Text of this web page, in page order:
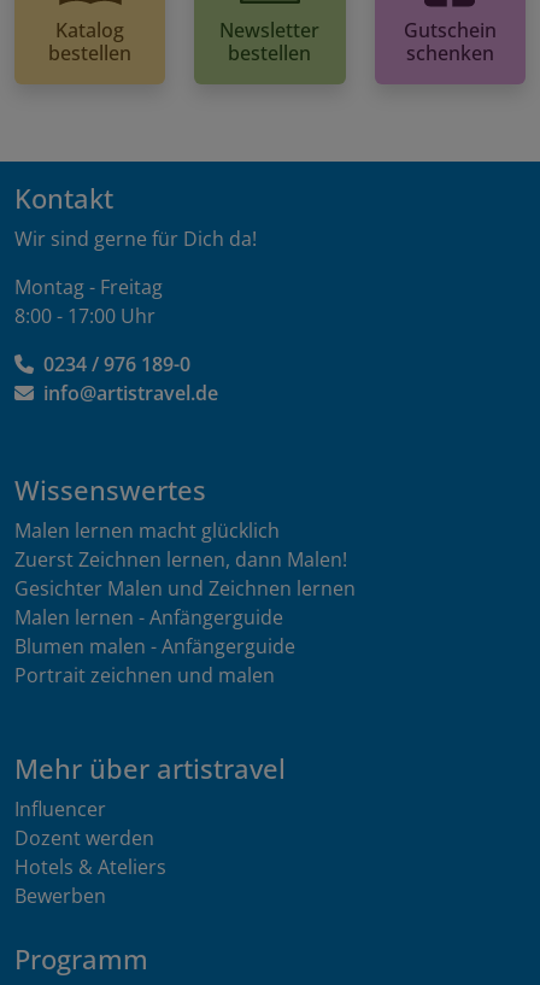
Katalog
bestellen
Newsletter
bestellen
Gutschein
schenken
Kontakt
Wir sind gerne für Dich da!
Montag - Freitag
8:00 - 17:00 Uhr
0234 / 976 189-0
info@artistravel.de
Wissenswertes
Malen lernen macht glücklich
Zuerst Zeichnen lernen, dann Malen!
Gesichter Malen und Zeichnen lernen
Malen lernen - Anfängerguide
Blumen malen - Anfängerguide
Portrait zeichnen und malen
Mehr über artistravel
Influencer
Dozent werden
Hotels & Ateliers
Bewerben
Programm